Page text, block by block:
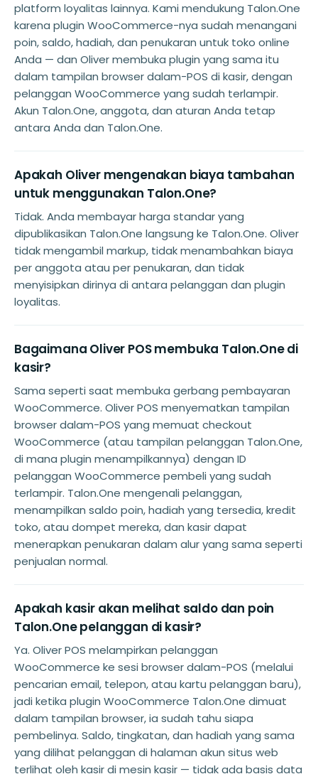
platform loyalitas lainnya. Kami mendukung Talon.One
karena plugin WooCommerce-nya sudah menangani
poin, saldo, hadiah, dan penukaran untuk toko online
Anda — dan Oliver membuka plugin yang sama itu
dalam tampilan browser dalam-POS di kasir, dengan
pelanggan WooCommerce yang sudah terlampir.
Akun Talon.One, anggota, dan aturan Anda tetap
antara Anda dan Talon.One.
Apakah Oliver mengenakan biaya tambahan
untuk menggunakan Talon.One?
Tidak. Anda membayar harga standar yang
dipublikasikan Talon.One langsung ke Talon.One. Oliver
tidak mengambil markup, tidak menambahkan biaya
per anggota atau per penukaran, dan tidak
menyisipkan dirinya di antara pelanggan dan plugin
loyalitas.
Bagaimana Oliver POS membuka Talon.One di
kasir?
Sama seperti saat membuka gerbang pembayaran
WooCommerce. Oliver POS menyematkan tampilan
browser dalam-POS yang memuat checkout
WooCommerce (atau tampilan pelanggan Talon.One,
di mana plugin menampilkannya) dengan ID
pelanggan WooCommerce pembeli yang sudah
terlampir. Talon.One mengenali pelanggan,
menampilkan saldo poin, hadiah yang tersedia, kredit
toko, atau dompet mereka, dan kasir dapat
menerapkan penukaran dalam alur yang sama seperti
penjualan normal.
Apakah kasir akan melihat saldo dan poin
Talon.One pelanggan di kasir?
Ya. Oliver POS melampirkan pelanggan
WooCommerce ke sesi browser dalam-POS (melalui
pencarian email, telepon, atau kartu pelanggan baru),
jadi ketika plugin WooCommerce Talon.One dimuat
dalam tampilan browser, ia sudah tahu siapa
pembelinya. Saldo, tingkatan, dan hadiah yang sama
yang dilihat pelanggan di halaman akun situs web
terlihat oleh kasir di mesin kasir — tidak ada basis data